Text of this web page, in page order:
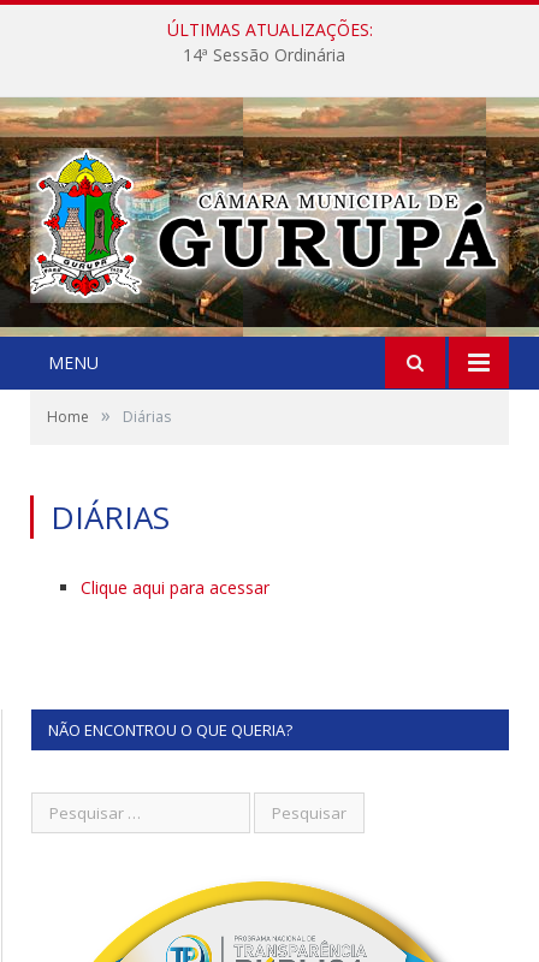
ÚLTIMAS ATUALIZAÇÕES:
14ª Sessão Ordinária
MENU
Home » Diárias
DIÁRIAS
Clique aqui para acessar
NÃO ENCONTROU O QUE QUERIA?